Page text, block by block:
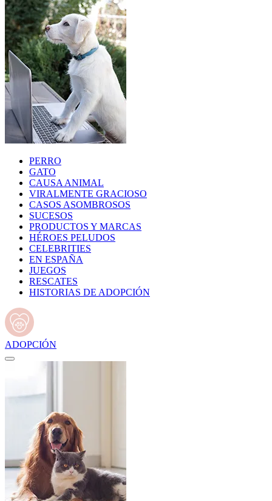
PERRO
GATO
CAUSA ANIMAL
VIRALMENTE GRACIOSO
CASOS ASOMBROSOS
SUCESOS
PRODUCTOS Y MARCAS
HÉROES PELUDOS
CELEBRITIES
EN ESPAÑA
JUEGOS
RESCATES
HISTORIAS DE ADOPCIÓN
ADOPCIÓN